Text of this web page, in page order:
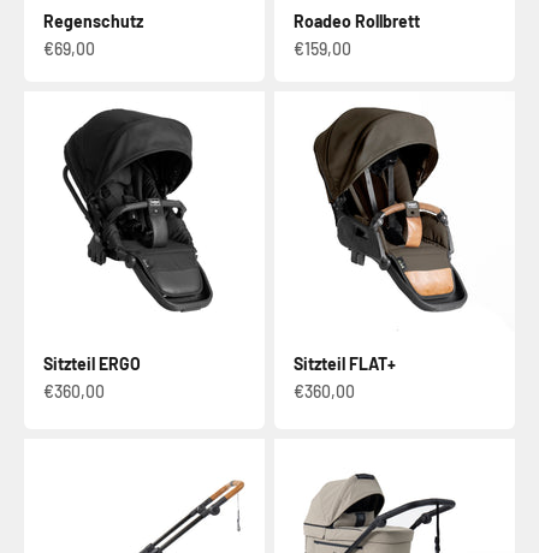
Regenschutz
Verkaufspreis
€69,00
Roadeo Rollbrett
Verkaufspreis
€159,00
Sitzteil ERGO
Verkaufspreis
€360,00
Sitzteil FLAT+
Verkaufspreis
€360,00